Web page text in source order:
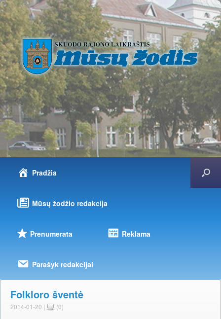
Pradžia
Mūsų žodžio redakcija
Prenumerata Reklama
Parašyk redakcijai
Folkloro šventė
2014-01-20 | (0)